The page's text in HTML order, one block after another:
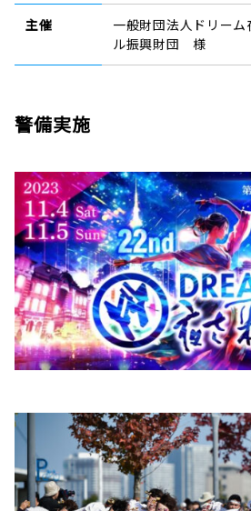
主催
一般財団法人ドリー
ル振興財団 様
警備実施